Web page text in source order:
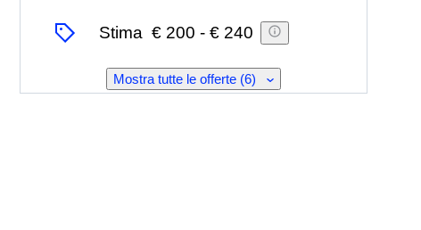
Stima € 200 - € 240
Mostra tutte le offerte (6)